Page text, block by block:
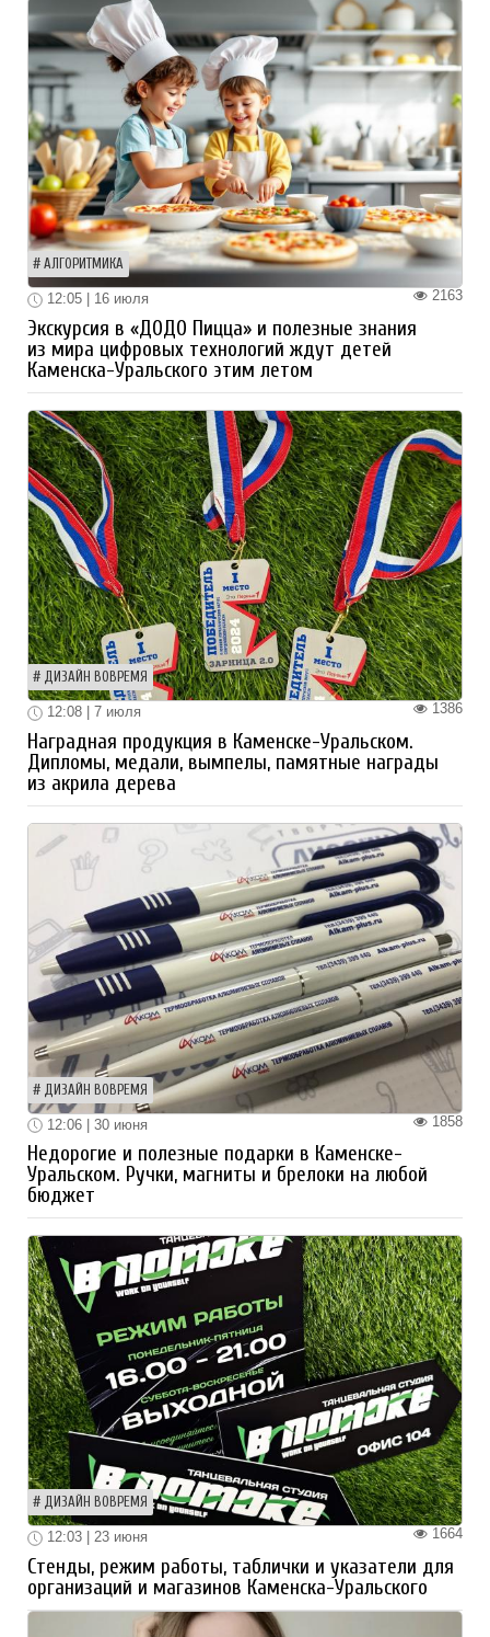
АЛГОРИТМИКА
2163
12:05 | 16 июля
Экскурсия в «ДОДО Пицца» и полезные знания
из мира цифровых технологий ждут детей
Каменска-Уральского этим летом
ДИЗАЙН ВОВРЕМЯ
1386
12:08 | 7 июля
Наградная продукция в Каменске-Уральском.
Дипломы, медали, вымпелы, памятные награды
из акрила дерева
ДИЗАЙН ВОВРЕМЯ
1858
12:06 | 30 июня
Недорогие и полезные подарки в Каменске-
Уральском. Ручки, магниты и брелоки на любой
бюджет
ДИЗАЙН ВОВРЕМЯ
1664
12:03 | 23 июня
Стенды, режим работы, таблички и указатели для
организаций и магазинов Каменска-Уральского